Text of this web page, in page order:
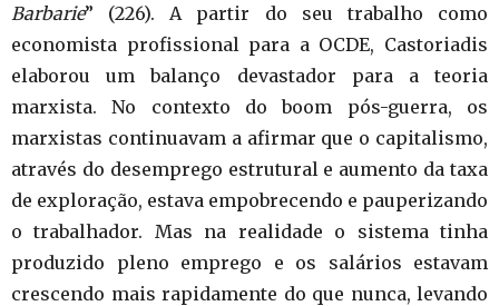
Barbarie” (226). A partir do seu trabalho como
economista profissional para a OCDE, Castoriadis
elaborou um balanço devastador para a teoria
marxista. No contexto do boom pós-guerra, os
marxistas continuavam a afirmar que o capitalismo,
através do desemprego estrutural e aumento da taxa
de exploração, estava empobrecendo e pauperizando
o trabalhador. Mas na realidade o sistema tinha
produzido pleno emprego e os salários estavam
crescendo mais rapidamente do que nunca, levando